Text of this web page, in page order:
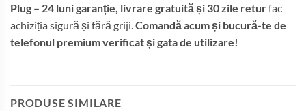
Plug – 24 luni garanție, livrare gratuită și 30 zile returfac
achiziția sigură și fără griji.Comandă acum și bucură-te de
telefonul premium verificat și gata de utilizare!
PRODUSE SIMILARE